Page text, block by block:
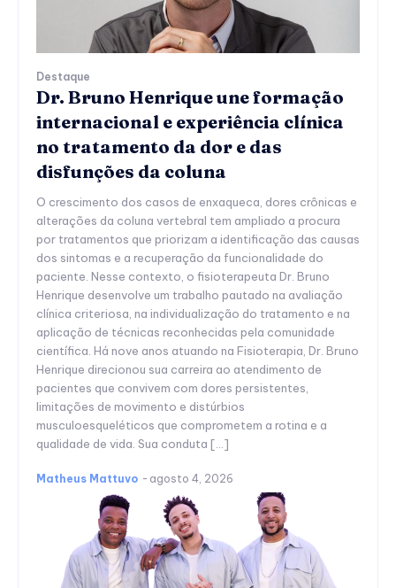
Destaque
Dr. Bruno Henrique une formação
internacional e experiência clínica
no tratamento da dor e das
disfunções da coluna
O crescimento dos casos de enxaqueca, dores crônicas e
alterações da coluna vertebral tem ampliado a procura
por tratamentos que priorizam a identificação das causas
dos sintomas e a recuperação da funcionalidade do
paciente. Nesse contexto, o fisioterapeuta Dr. Bruno
Henrique desenvolve um trabalho pautado na avaliação
clínica criteriosa, na individualização do tratamento e na
aplicação de técnicas reconhecidas pela comunidade
científica. Há nove anos atuando na Fisioterapia, Dr. Bruno
Henrique direcionou sua carreira ao atendimento de
pacientes que convivem com dores persistentes,
limitações de movimento e distúrbios
musculoesqueléticos que comprometem a rotina e a
qualidade de vida. Sua conduta […]
Matheus Mattuvo - agosto 4, 2026